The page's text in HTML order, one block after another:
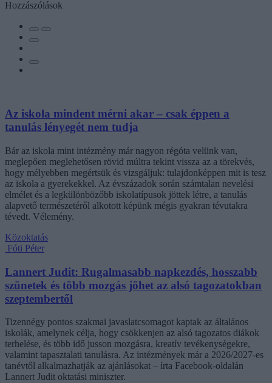
Hozzászólások
Az iskola mindent mérni akar – csak éppen a
tanulás lényegét nem tudja
Bár az iskola mint intézmény már nagyon régóta velünk van,
meglepően meglehetősen rövid múltra tekint vissza az a törekvés,
hogy mélyebben megértsük és vizsgáljuk: tulajdonképpen mit is tesz
az iskola a gyerekekkel. Az évszázadok során számtalan nevelési
elmélet és a legkülönbözőbb iskolatípusok jöttek létre, a tanulás
alapvető természetéről alkotott képünk mégis gyakran tévutakra
tévedt. Vélemény.
Közoktatás
Fóti Péter
Lannert Judit: Rugalmasabb napkezdés, hosszabb
szünetek és több mozgás jöhet az alsó tagozatokban
szeptembertől
Tizennégy pontos szakmai javaslatcsomagot kaptak az általános
iskolák, amelynek célja, hogy csökkenjen az alsó tagozatos diákok
terhelése, és több idő jusson mozgásra, kreatív tevékenységekre,
valamint tapasztalati tanulásra. Az intézmények már a 2026/2027-es
tanévtől alkalmazhatják az ajánlásokat – írta Facebook-oldalán
Lannert Judit oktatási miniszter.